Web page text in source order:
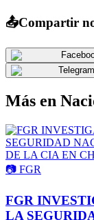
📤Compartir
Telegram
Más en
📷 FGR
FGR
LA